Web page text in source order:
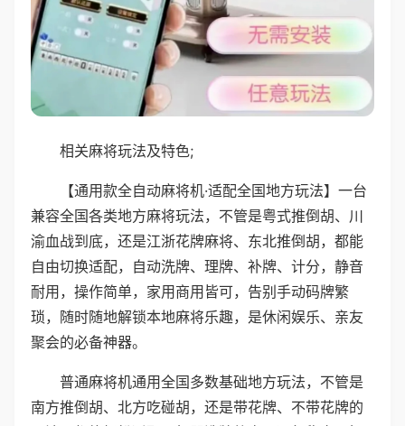
相关麻将玩法及特色;
【通用款全自动麻将机·适配全国地方玩法】一台
兼容全国各类地方麻将玩法，不管是粤式推倒胡、川
渝血战到底，还是江浙花牌麻将、东北推倒胡，都能
自由切换适配，自动洗牌、理牌、补牌、计分，静音
耐用，操作简单，家用商用皆可，告别手动码牌繁
琐，随时随地解锁本地麻将乐趣，是休闲娱乐、亲友
聚会的必备神器。
普通麻将机通用全国多数基础地方玩法，不管是
南方推倒胡、北方吃碰胡，还是带花牌、不带花牌的